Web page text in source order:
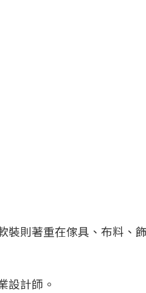
則著重在傢具、布料、
設計師。